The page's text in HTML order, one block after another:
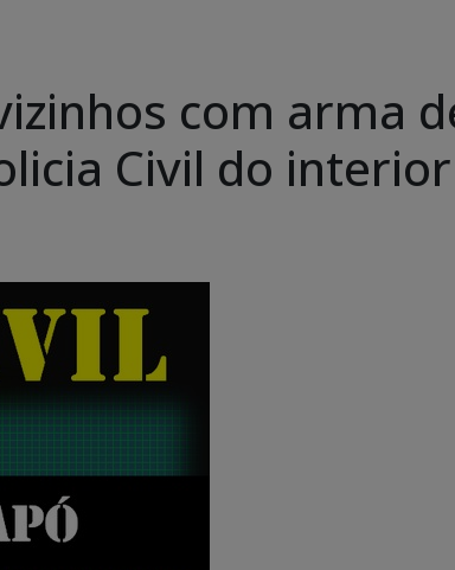
com arma
Civil do interior